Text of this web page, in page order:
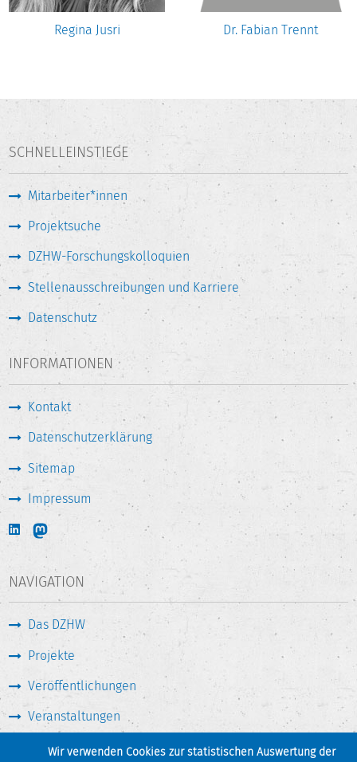
Wir verwenden Cookies zur statistischen Auswertung der
Regina Jusri Dr. Fabian Trennt
SCHNELLEINSTIEGE
Mitarbeiter*innen
Projektsuche
DZHW-Forschungskolloquien
Stellenausschreibungen und Karriere
Datenschutz
INFORMATIONEN
Kontakt
Datenschutzerklärung
Sitemap
Impressum
NAVIGATION
Das DZHW
Projekte
Veröffentlichungen
Veranstaltungen
Medien & Service